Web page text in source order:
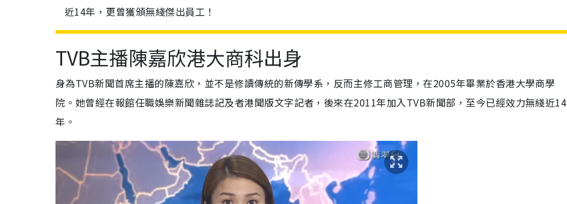
近14年，更曾獲頒無綫傑出員工！
TVB主播陳嘉欣港大商科出身
身為TVB新聞首席主播的陳嘉欣，並不是修讀傳統的新傳學系，反而主修工商管理，在2005年畢業於香港大學商學
院。她曾經在報館任職娛樂新聞雜誌記及者港聞版文字記者，後來在2011年加入TVB新聞部，至今已經效力無綫近14
年。